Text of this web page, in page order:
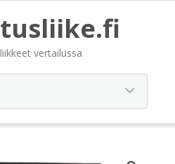
vertailussa